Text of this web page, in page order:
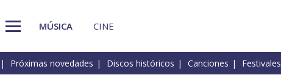
MÚSICA CINE
Próximas novedades Discos históricos Canciones Festivales